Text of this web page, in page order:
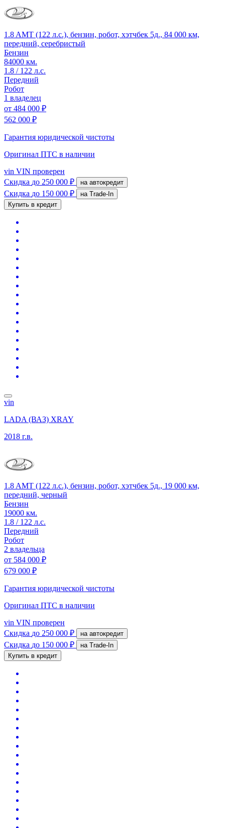
1.8 AMT (122 л.с.), бензин, робот, хэтчбек 5д., 84 000 км,
передний, серебристый
Бензин
84000 км.
1.8 / 122 л.с.
Передний
Робот
1 владелец
от 484 000 ₽
562 000 ₽
Гарантия юридической чистоты
Оригинал ПТС в наличии
vin VIN проверен
Скидка до 250 000 ₽ на автокредит
Скидка до 150 000 ₽
на Trade-In
Купить в кредит
vin
LADA (ВАЗ) XRAY
2018 г.в.
1.8 AMT (122 л.с.), бензин, робот, хэтчбек 5д., 19 000 км,
передний, черный
Бензин
19000 км.
1.8 / 122 л.с.
Передний
Робот
2 владельца
от 584 000 ₽
679 000 ₽
Гарантия юридической чистоты
Оригинал ПТС в наличии
vin VIN проверен
Скидка до 250 000 ₽ на автокредит
Скидка до 150 000 ₽
на Trade-In
Купить в кредит